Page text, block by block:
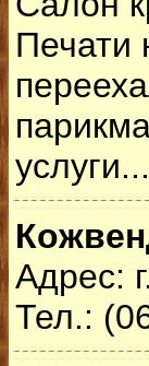
Печати
услуги...
Адрес:
Тел.: